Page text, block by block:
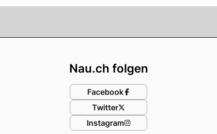
Nau.ch folgen
Facebook
Twitter
Instagram